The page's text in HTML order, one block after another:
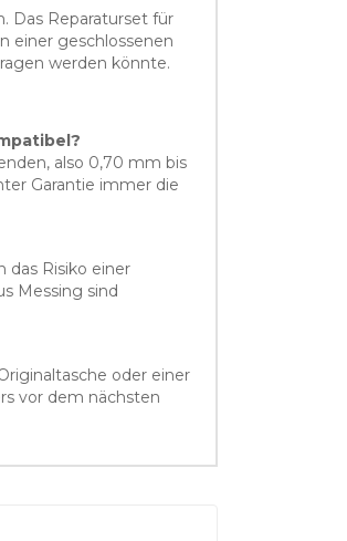
Das Reparaturset für
einer geschlossenen
werden könnte.
also 0,70 mm bis
Garantie immer die
das Risiko einer
Messing sind
oder einer
vor dem nächsten